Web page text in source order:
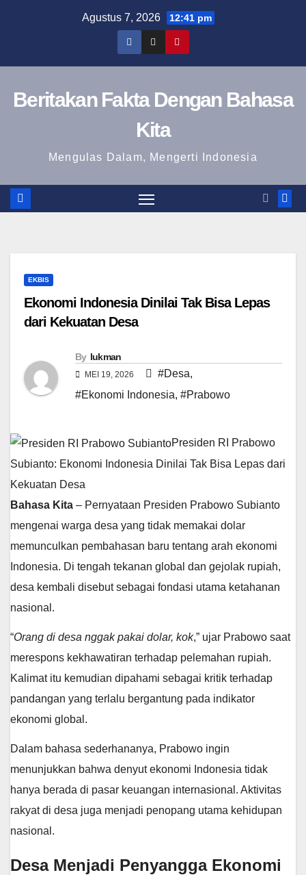
Agustus 7, 2026 12:41 pm
Beritakan Fakta Dengan Bahasa
Kita
Mengulas Dalam, Mengerti Indonesia
EKBIS
Ekonomi Indonesia Dinilai Tak Bisa Lepas
dari Kekuatan Desa
By lukman
MEI 19, 2026 #Desa,
#Ekonomi Indonesia, #Prabowo
Presiden RI Prabowo
Subianto: Ekonomi Indonesia Dinilai Tak Bisa Lepas dari
Kekuatan Desa
Bahasa Kita – Pernyataan Presiden Prabowo Subianto
mengenai warga desa yang tidak memakai dolar
memunculkan pembahasan baru tentang arah ekonomi
Indonesia. Di tengah tekanan global dan gejolak rupiah,
desa kembali disebut sebagai fondasi utama ketahanan
nasional.
“Orang di desa nggak pakai dolar, kok,” ujar Prabowo saat
merespons kekhawatiran terhadap pelemahan rupiah.
Kalimat itu kemudian dipahami sebagai kritik terhadap
pandangan yang terlalu bergantung pada indikator
ekonomi global.
Dalam bahasa sederhananya, Prabowo ingin
menunjukkan bahwa denyut ekonomi Indonesia tidak
hanya berada di pasar keuangan internasional. Aktivitas
rakyat di desa juga menjadi penopang utama kehidupan
nasional.
Desa Menjadi Penyangga Ekonomi